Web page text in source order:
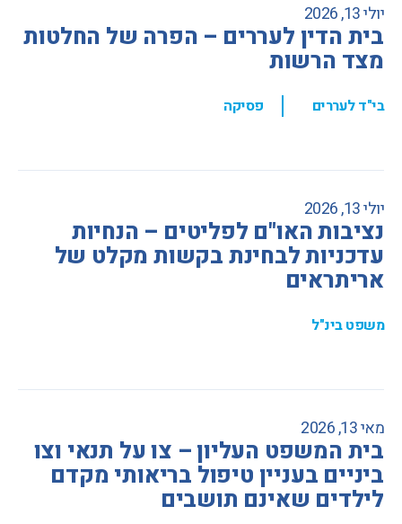
יולי 13, 2026
בית הדין לעררים – הפרה של החלטות
מצד הרשות
בי"ד לעררים , פסיקה
יולי 13, 2026
נציבות האו"ם לפליטים – הנחיות
עדכניות לבחינת בקשות מקלט של
אריתראים
משפט בינ"ל
מאי 13, 2026
בית המשפט העליון – צו על תנאי וצו
ביניים בעניין טיפול בריאותי מקדם
לילדים שאינם תושבים